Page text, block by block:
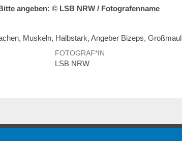
angeben: © LSB NRW / Fotografenname
Muskeln, Halbstark, Angeber Bizeps, Großmaul
FOTOGRAF*IN
LSB NRW